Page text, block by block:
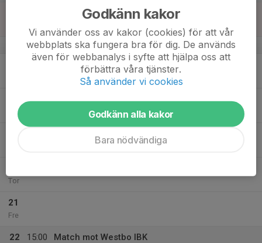
v.8
Tis
19:30
Träning
Vaggeryds Sporthall
Skillingaryds Arena
Tor
21
Fre
22
15:00
Match mot Westbo IBK
Godkänn kakor
Vi använder oss av kakor (cookies) för att vår
webbplats ska fungera bra för dig. De används
även för webbanalys i syfte att hjälpa oss att
förbättra våra tjänster.
Så använder vi cookies
Godkänn alla kakor
Bara nödvändiga